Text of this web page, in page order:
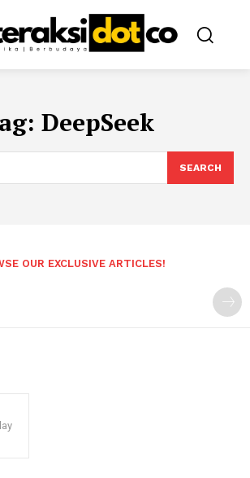
DeepSeek
SEARCH
OUR EXCLUSIVE ARTICLES!